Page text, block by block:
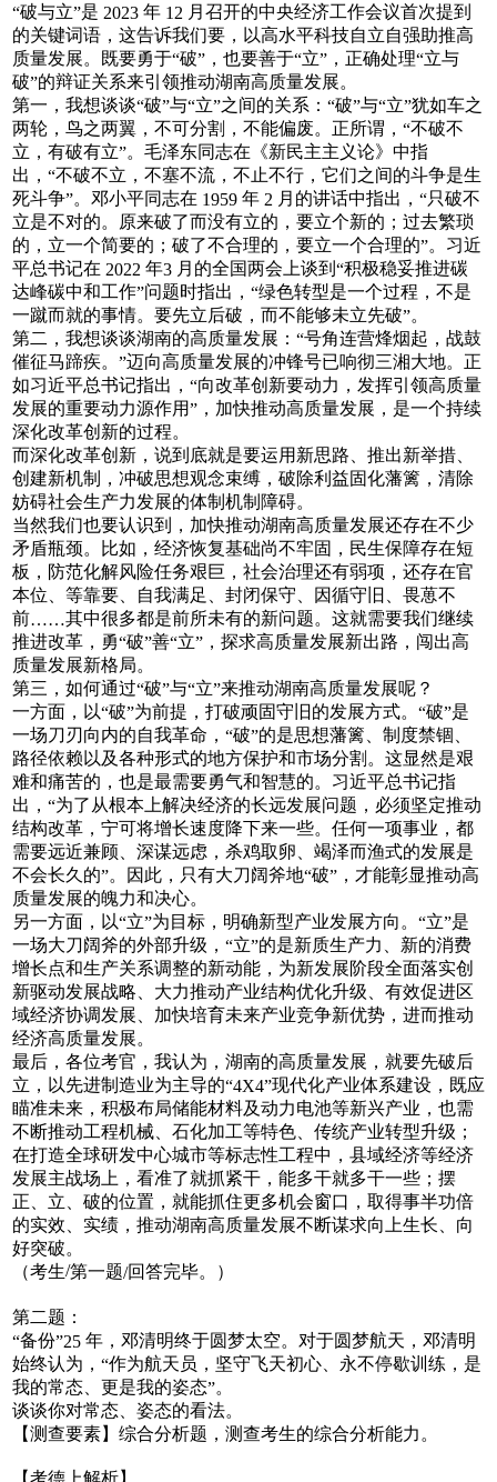
“破与立”是 2023 年 12 月召开的中央经济工作会议首次提到
的关键词语，这告诉我们要，以高水平科技自立自强助推高
质量发展。既要勇于“破”，也要善于“立”，正确处理“立与
破”的辩证关系来引领推动湖南高质量发展。
第一，我想谈谈“破”与“立”之间的关系： “破”与“立”犹如车之
两轮，鸟之两翼，不可分割，不能偏废。正所谓， “不破不
立，有破有立”。毛泽东同志在《新民主主义论》中指
出， “不破不立，不塞不流，不止不行，它们之间的斗争是生
死斗争”。邓小平同志在 1959 年 2 月的讲话中指出， “只破不
立是不对的。原来破了而没有立的，要立个新的；过去繁琐
的，立一个简要的；破了不合理的，要立一个合理的”。习近
平总书记在 2022 年3 月的全国两会上谈到 “积极稳妥推进碳
达峰碳中和工作”问题时指出， “绿色转型是一个过程，不是
一蹴而就的事情。要先立后破，而不能够未立先破”。
第二，我想谈谈湖南的高质量发展： “号角连营烽烟起，战鼓
催征马蹄疾。 ”迈向高质量发展的冲锋号已响彻三湘大地。正
如习近平总书记指出， “向改革创新要动力，发挥引领高质量
发展的重要动力源作用”，加快推动高质量发展，是一个持续
深化改革创新的过程。
而深化改革创新，说到底就是要运用新思路、推出新举措、
创建新机制，冲破思想观念束缚，破除利益固化藩篱，清除
妨碍社会生产力发展的体制机制障碍。
当然我们也要认识到，加快推动湖南高质量发展还存在不少
矛盾瓶颈。比如，经济恢复基础尚不牢固，民生保障存在短
板，防范化解风险任务艰巨，社会治理还有弱项，还存在官
本位、等靠要、自我满足、封闭保守、因循守旧、畏葸不
前……其中很多都是前所未有的新问题。这就需要我们继续
推进改革，勇“破”善“立”，探求高质量发展新出路，闯出高
质量发展新格局。
第三，如何通过“破”与“立”来推动湖南高质量发展呢？
一方面，以“破”为前提，打破顽固守旧的发展方式。 “破”是
一场刀刃向内的自我革命， “破”的是思想藩篱、制度禁锢、
路径依赖以及各种形式的地方保护和市场分割。这显然是艰
难和痛苦的，也是最需要勇气和智慧的。习近平总书记指
出， “为了从根本上解决经济的长远发展问题，必须坚定推动
结构改革，宁可将增长速度降下来一些。任何一项事业，都
需要远近兼顾、深谋远虑，杀鸡取卵、竭泽而渔式的发展是
不会长久的”。因此，只有大刀阔斧地“破”，才能彰显推动高
质量发展的魄力和决心。
另一方面，以“立”为目标，明确新型产业发展方向。 “立”是
一场大刀阔斧的外部升级， “立”的是新质生产力、新的消费
增长点和生产关系调整的新动能，为新发展阶段全面落实创
新驱动发展战略、大力推动产业结构优化升级、有效促进区
域经济协调发展、加快培育未来产业竞争新优势，进而推动
经济高质量发展。
最后，各位考官，我认为，湖南的高质量发展，就要先破后
立，以先进制造业为主导的“4X4”现代化产业体系建设，既应
瞄准未来，积极布局储能材料及动力电池等新兴产业，也需
不断推动工程机械、石化加工等特色、传统产业转型升级；
在打造全球研发中心城市等标志性工程中，县域经济等经济
发展主战场上，看准了就抓紧干，能多干就多干一些；摆
正、立、破的位置，就能抓住更多机会窗口，取得事半功倍
的实效、实绩，推动湖南高质量发展不断谋求向上生长、向
好突破。
（考生/第一题/回答完毕。）
第二题：
“备份”25 年，邓清明终于圆梦太空。对于圆梦航天，邓清明
始终认为， “作为航天员，坚守飞天初心、永不停歇训练，是
我的常态、更是我的姿态”。
谈谈你对常态、姿态的看法。
【测查要素】综合分析题，测查考生的综合分析能力。
【考德上解析】